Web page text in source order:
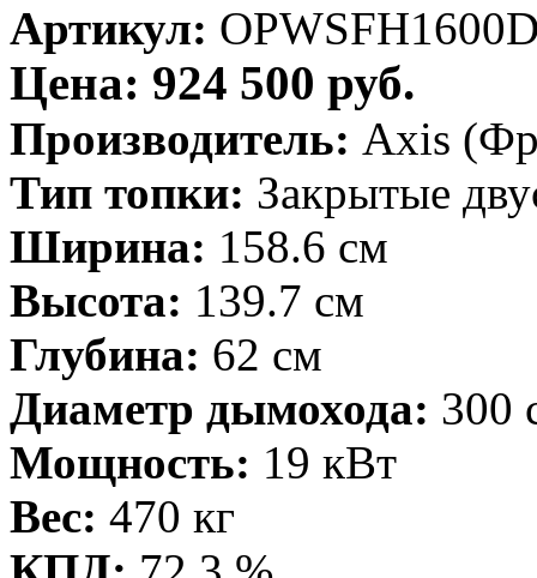
Артикул:
Цена: 924 500 руб.
Производитель: Axis
Тип топки: Закрытые
Ширина: 158.6 см
Высота: 139.7 см
Глубина: 62 см
Диаметр дымохода: 300
Мощность: 19 кВт
Вес: 470 кг